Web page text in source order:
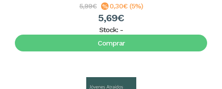
5,99€ 0,30€ (5%)
5,69€
Stock: -
Comprar